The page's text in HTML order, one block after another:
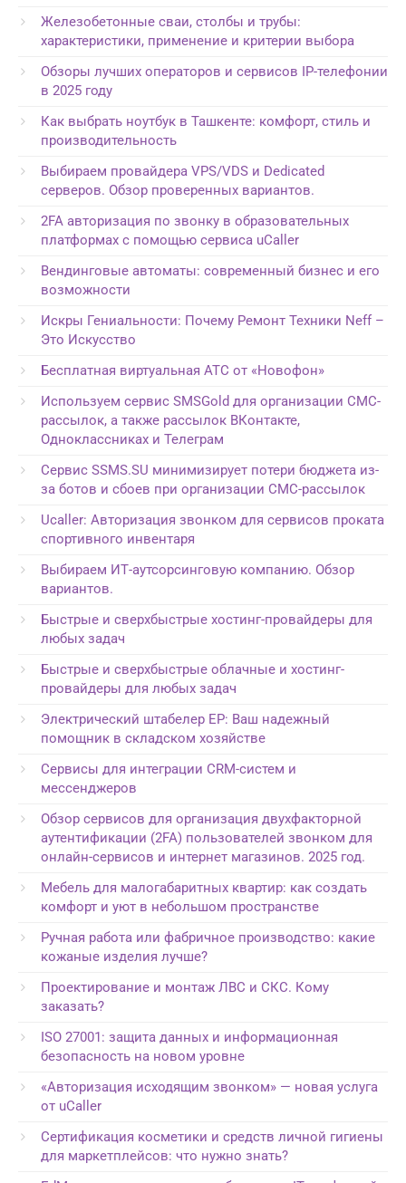
Железобетонные сваи, столбы и трубы:
характеристики, применение и критерии выбора
Обзоры лучших операторов и сервисов IP-телефонии
в 2025 году
Как выбрать ноутбук в Ташкенте: комфорт, стиль и
производительность
Выбираем провайдера VPS/VDS и Dedicated
серверов. Обзор проверенных вариантов.
2FA авторизация по звонку в образовательных
платформах с помощью сервиса uCaller
Вендинговые автоматы: современный бизнес и его
возможности
Искры Гениальности: Почему Ремонт Техники Neff –
Это Искусство
Бесплатная виртуальная АТС от «Новофон»
Используем сервис SMSGold для организации СМС-
рассылок, а также рассылок ВКонтакте,
Одноклассниках и Телеграм
Сервис SSMS.SU минимизирует потери бюджета из-
за ботов и сбоев при организации СМС-рассылок
Ucaller: Авторизация звонком для сервисов проката
спортивного инвентаря
Выбираем ИТ-аутсорсинговую компанию. Обзор
вариантов.
Быстрые и сверхбыстрые хостинг-провайдеры для
любых задач
Быстрые и сверхбыстрые облачные и хостинг-
провайдеры для любых задач
Электрический штабелер EP: Ваш надежный
помощник в складском хозяйстве
Сервисы для интеграции CRM-систем и
мессенджеров
Обзор сервисов для организация двухфакторной
аутентификации (2FA) пользователей звонком для
онлайн-сервисов и интернет магазинов. 2025 год.
Мебель для малогабаритных квартир: как создать
комфорт и уют в небольшом пространстве
Ручная работа или фабричное производство: какие
кожаные изделия лучше?
Проектирование и монтаж ЛВС и СКС. Кому
заказать?
ISO 27001: защита данных и информационная
безопасность на новом уровне
«Авторизация исходящим звонком» — новая услуга
от uCaller
Сертификация косметики и средств личной гигиены
для маркетплейсов: что нужно знать?